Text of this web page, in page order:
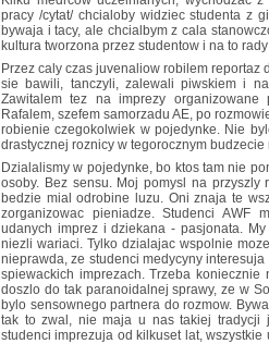
pracy /cytat/ chcialoby widziec studenta z
bywaja i tacy, ale chcialbym z cala
kultura tworzona przez studentow i na to
Przez caly czas juvenaliow robilem
sie bawili, tanczyli, zalewali piwskiem i
Zawitalem tez na imprezy
Rafalem, szefem samorzadu AE, po
robienie czegokolwiek w pojedynke. Nie
drastycznej roznicy w tegorocznym
Dzialalismy w pojedynke, bo ktos tam nie
osoby. Bez sensu. Moj pomysl na
bedzie mial odrobine luzu. Oni znaja te
zorganizowac pieniadze. Studenci AWF
udanych imprez i dziekana - pasjonata.
niezli wariaci. Tylko dzialajac wspolnie
nieprawda, ze studenci medycyny
spiewackich imprezach. Trzeba
doszlo do tak paranoidalnej sprawy, ze w
bylo sensownego partnera do rozmow.
tak to zwal, nie maja u nas takiej tradycji
studenci imprezuja od kilkuset lat,